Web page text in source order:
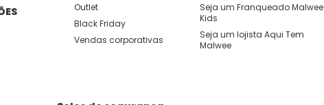
Outlet
Black Friday
Vendas corporativas
Seja um Franqueado Malwee
Kids
Seja um lojista Aqui Tem
Malwee